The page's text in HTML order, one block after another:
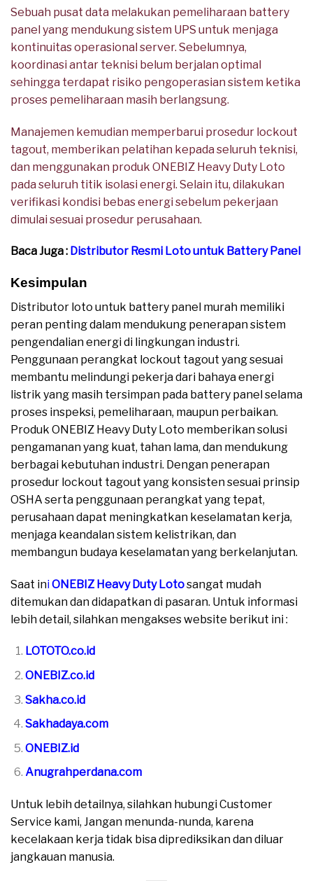
Sebuah pusat data melakukan pemeliharaan battery
panel yang mendukung sistem UPS untuk menjaga
kontinuitas operasional server. Sebelumnya,
koordinasi antar teknisi belum berjalan optimal
sehingga terdapat risiko pengoperasian sistem ketika
proses pemeliharaan masih berlangsung.
Manajemen kemudian memperbarui prosedur lockout
tagout, memberikan pelatihan kepada seluruh teknisi,
dan menggunakan produk ONEBIZ Heavy Duty Loto
pada seluruh titik isolasi energi. Selain itu, dilakukan
verifikasi kondisi bebas energi sebelum pekerjaan
dimulai sesuai prosedur perusahaan.
Baca Juga : Distributor Resmi Loto untuk Battery Panel
Kesimpulan
Distributor loto untuk battery panel murah memiliki
peran penting dalam mendukung penerapan sistem
pengendalian energi di lingkungan industri.
Penggunaan perangkat lockout tagout yang sesuai
membantu melindungi pekerja dari bahaya energi
listrik yang masih tersimpan pada battery panel selama
proses inspeksi, pemeliharaan, maupun perbaikan.
Produk ONEBIZ Heavy Duty Loto memberikan solusi
pengamanan yang kuat, tahan lama, dan mendukung
berbagai kebutuhan industri. Dengan penerapan
prosedur lockout tagout yang konsisten sesuai prinsip
OSHA serta penggunaan perangkat yang tepat,
perusahaan dapat meningkatkan keselamatan kerja,
menjaga keandalan sistem kelistrikan, dan
membangun budaya keselamatan yang berkelanjutan.
Saat iniONEBIZ Heavy Duty Lotosangat mudah
ditemukan dan didapatkan di pasaran. Untuk informasi
lebih detail, silahkan mengakses website berikut ini :
LOTOTO.co.id
ONEBIZ.co.id
Sakha.co.id
Sakhadaya.com
ONEBIZ.id
Anugrahperdana.com
Untuk lebih detailnya, silahkan hubungi Customer
Service kami, Jangan menunda-nunda, karena
kecelakaan kerja tidak bisa diprediksikan dan diluar
jangkauan manusia.